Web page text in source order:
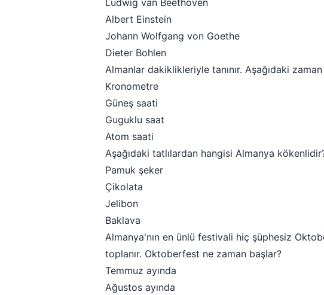
Ludwig van Beethoven
Albert Einstein
Johann Wolfgang von Goethe
Dieter Bohlen
Almanlar dakiklikleriyle tanınır. Aşağıdaki
Kronometre
Güneş saati
Guguklu saat
Atom saati
Aşağıdaki tatlılardan hangisi Almanya
Pamuk şeker
Çikolata
Jelibon
Baklava
Almanya'nın en ünlü festivali hiç şüphesiz
toplanır. Oktoberfest ne zaman başlar?
Temmuz ayında
Ağustos ayında